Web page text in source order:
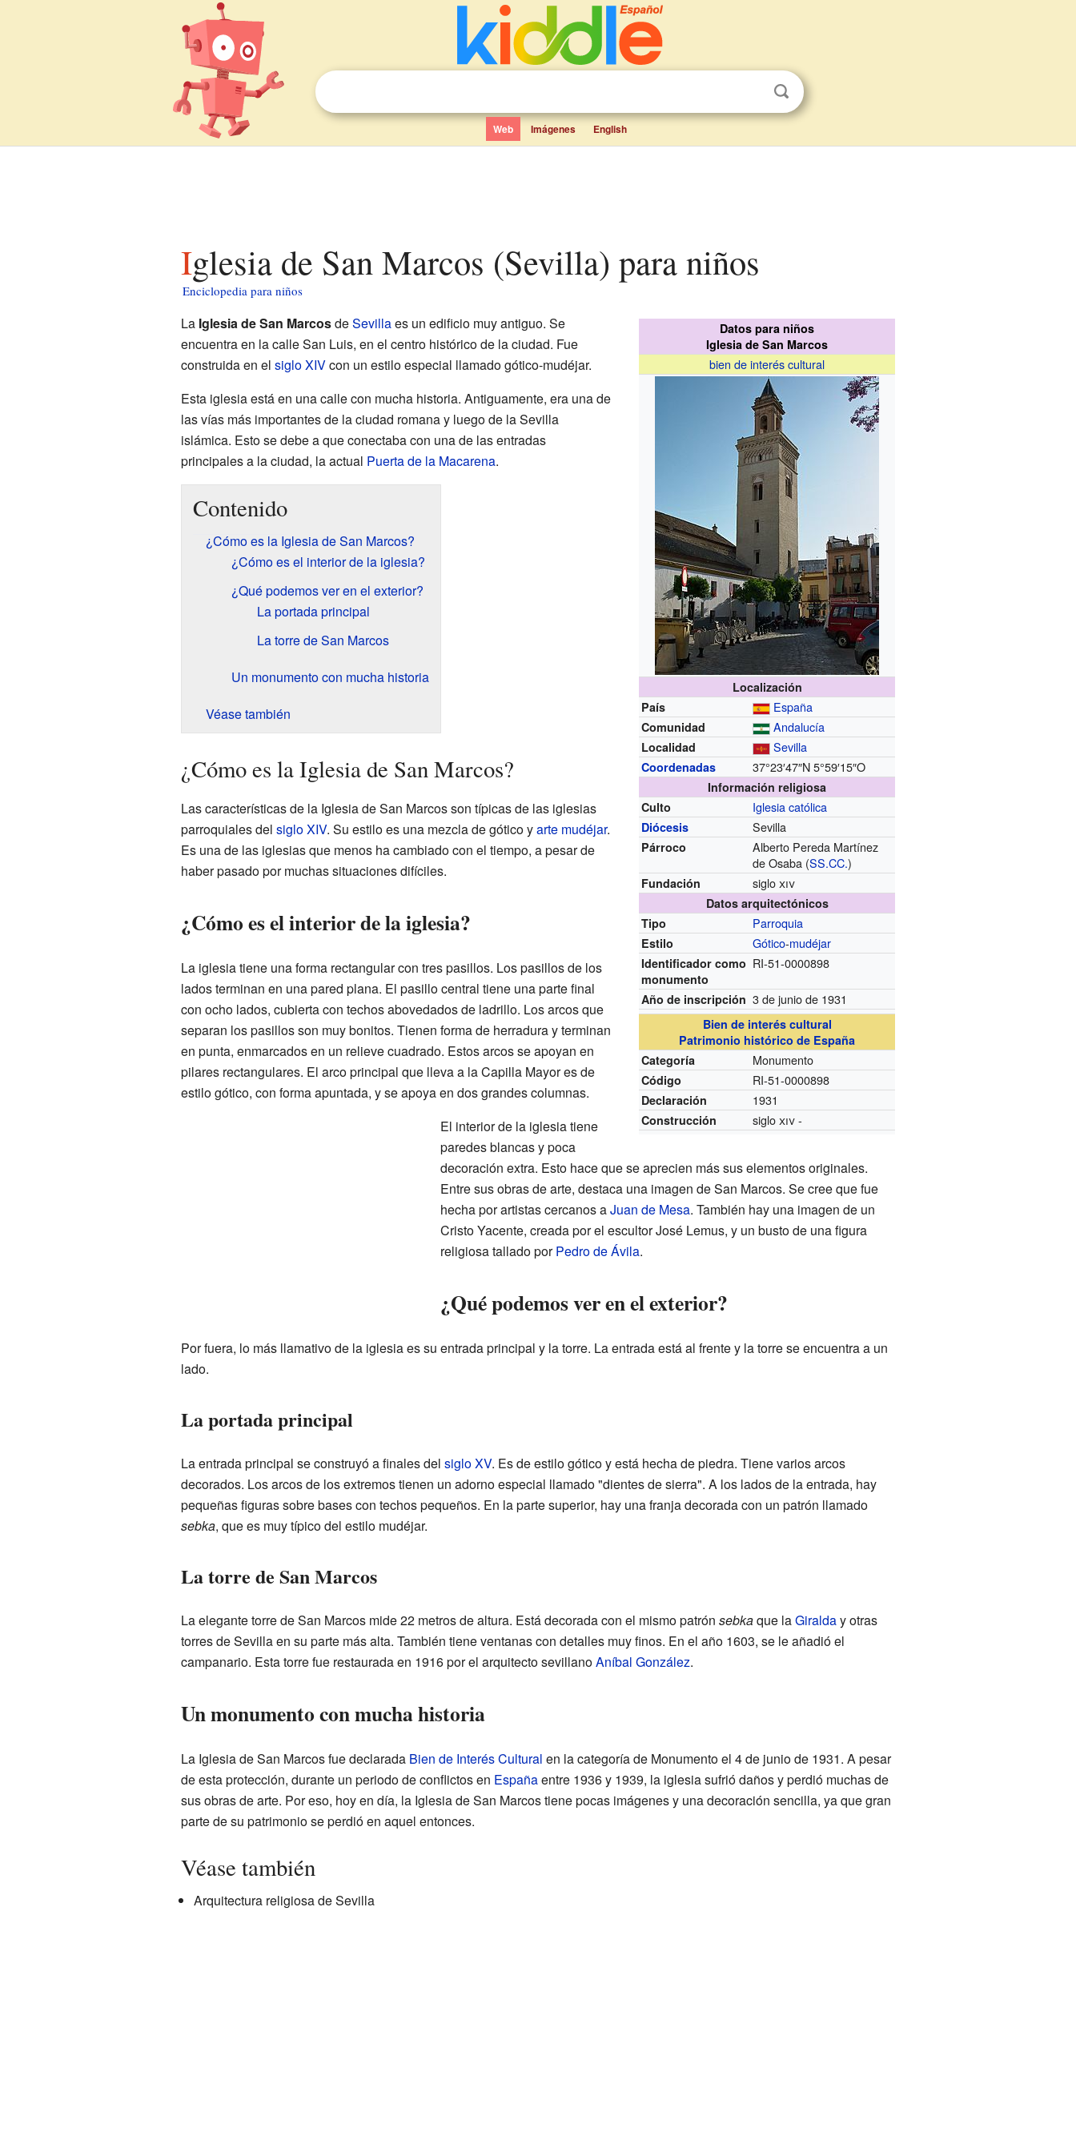
Web Imágenes English
Iglesia de San Marcos (Sevilla) para niños
Enciclopedia para niños
Datos para niños
Iglesia de San Marcos
bien de interés cultural
Localización
País
España
Comunidad Andalucía
Localidad Sevilla
Coordenadas 37°23′47″N 5°59′15″O
Información religiosa
Culto
Iglesia católica
Diócesis Sevilla
Párroco
Alberto Pereda Martínez
de Osaba (SS.CC.)
Fundación sigloxiv
Datos arquitectónicos
Tipo
Parroquia
Estilo Gótico-mudéjar
Identificador como
monumento
RI-51-0000898
Año de inscripción 3 de junio de 1931
Bien de interés cultural
Patrimonio histórico de España
Categoría
Monumento
Código RI-51-0000898
Declaración 1931
Construcción sigloxiv-
La Iglesia de San MarcosdeSevillaes un edificio muy antiguo. Se
encuentra en la calle San Luis, en el centro histórico de la ciudad. Fue
construida en el siglo XIVcon un estilo especial llamado gótico-mudéjar.
Esta iglesia está en una calle con mucha historia. Antiguamente, era una de
las vías más importantes de la ciudad romana y luego de la Sevilla
islámica. Esto se debe a que conectaba con una de las entradas
principales a la ciudad, la actual Puerta de la Macarena.
Contenido
¿Cómo es la Iglesia de San Marcos?
¿Cómo es el interior de la iglesia?
¿Qué podemos ver en el exterior?
La portada principal
La torre de San Marcos
Un monumento con mucha historia
Véase también
¿Cómo es la Iglesia de San Marcos?
Las características de la Iglesia de San Marcos son típicas de las iglesias
parroquiales del siglo XIV. Su estilo es una mezcla de gótico yarte mudéjar.
Es una de las iglesias que menos ha cambiado con el tiempo, a pesar de
haber pasado por muchas situaciones difíciles.
¿Cómo es el interior de la iglesia?
La iglesia tiene una forma rectangular con tres pasillos. Los pasillos de los
lados terminan en una pared plana. El pasillo central tiene una parte final
con ocho lados, cubierta con techos abovedados de ladrillo. Los arcos que
separan los pasillos son muy bonitos. Tienen forma de herradura y terminan
en punta, enmarcados en un relieve cuadrado. Estos arcos se apoyan en
pilares rectangulares. El arco principal que lleva a la Capilla Mayor es de
estilo gótico, con forma apuntada, y se apoya en dos grandes columnas.
El interior de la iglesia tiene
paredes blancas y poca
decoración extra. Esto hace que se aprecien más sus elementos originales.
Entre sus obras de arte, destaca una imagen de San Marcos. Se cree que fue
hecha por artistas cercanos aJuan de Mesa. También hay una imagen de un
Cristo Yacente, creada por el escultor José Lemus, y un busto de una figura
religiosa tallado porPedro de Ávila.
¿Qué podemos ver en el exterior?
Por fuera, lo más llamativo de la iglesia es su entrada principal y la torre. La entrada está al frente y la torre se encuentra a un
lado.
La portada principal
La entrada principal se construyó a finales del siglo XV. Es de estilo gótico y está hecha de piedra. Tiene varios arcos
decorados. Los arcos de los extremos tienen un adorno especial llamado "dientes de sierra". A los lados de la entrada, hay
pequeñas figuras sobre bases con techos pequeños. En la parte superior, hay una franja decorada con un patrón llamado
sebka, que es muy típico del estilo mudéjar.
La torre de San Marcos
La elegante torre de San Marcos mide 22 metros de altura. Está decorada con el mismo patrón sebkaque laGiralday otras
torres de Sevilla en su parte más alta. También tiene ventanas con detalles muy finos. En el año 1603, se le añadió el
campanario. Esta torre fue restaurada en 1916 por el arquitecto sevillanoAníbal González.
Un monumento con mucha historia
La Iglesia de San Marcos fue declarada Bien de Interés Cultural en la categoría de Monumento el 4 de junio de 1931. A pesar
de esta protección, durante un periodo de conflictos en Españaentre 1936 y 1939, la iglesia sufrió daños y perdió muchas de
sus obras de arte. Por eso, hoy en día, la Iglesia de San Marcos tiene pocas imágenes y una decoración sencilla, ya que gran
parte de su patrimonio se perdió en aquel entonces.
Véase también
Arquitectura religiosa de Sevilla